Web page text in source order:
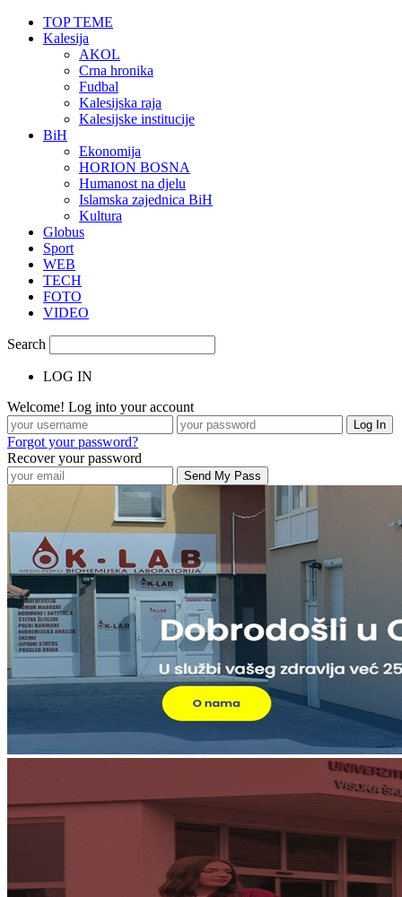
TOP TEME
Kalesija
AKOL
Crna hronika
Fudbal
Kalesijska raja
Kalesijske institucije
BiH
Ekonomija
HORION BOSNA
Humanost na djelu
Islamska zajednica BiH
Kultura
Globus
Sport
WEB
TECH
FOTO
VIDEO
Search
LOG IN
Welcome! Log into your account
Forgot your password?
Recover your password